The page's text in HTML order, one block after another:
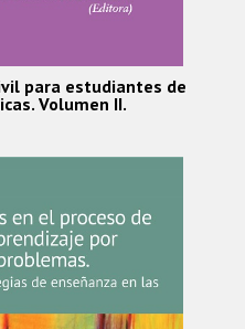
para estudiantes de
Volumen II.